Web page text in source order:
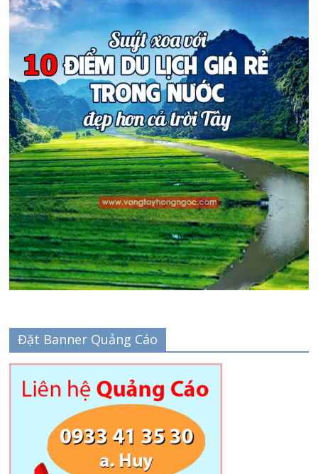
Đặt Banner Quảng Cáo